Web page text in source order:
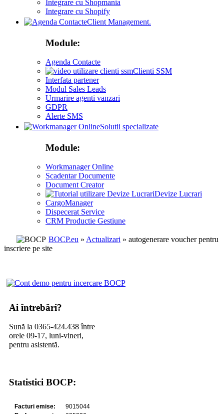
Integrare cu Shopmania
Integrare cu Shopify
Client Management.
Module:
Agenda Contacte
Clienti SSM
Interfata partener
Modul Sales Leads
Urmarire agenti vanzari
GDPR
Alerte SMS
Solutii specializate
Module:
Workmanager Online
Scadentar Documente
Document Creator
Devize Lucrari
CargoManager
Dispecerat Service
CRM Productie Gestiune
BOCP.eu » Actualizari » autogenerare voucher pentru
inscriere pe site
Ai întrebări?
Sună la 0365-424.438 între
orele 09-17, luni-vineri,
pentru asistentă.
Statistici BOCP: